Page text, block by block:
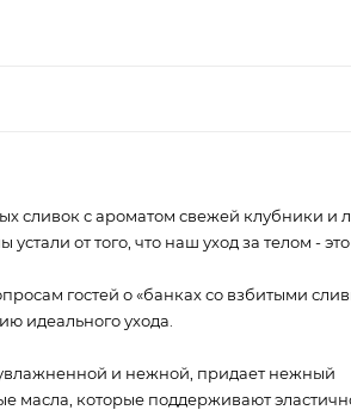
сливок с ароматом свежей клубники и
от того, что наш уход за телом -
гостей о «банках со взбитыми
идеального ухода.
и нежной, придает нежный
масла, которые поддерживают